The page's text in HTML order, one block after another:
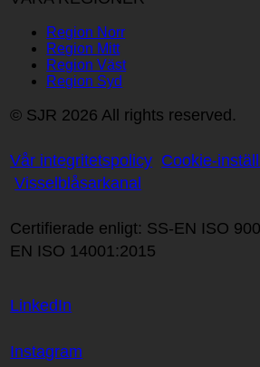
Region Norr
Region Mitt
Region Väst
Region Syd
© SJR 2026 All rights reserved.
Vår integritetspolicy Cookie-
Visselblåsarkanal
Certifierade enligt: SS-EN ISO
EN ISO 14001:2015
LinkedIn
Instagram